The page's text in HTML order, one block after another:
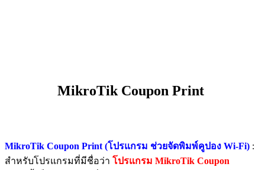
MikroTik Coupon Print
MikroTik Coupon Print (โปรแกรม ช่วยจัดพิมพ์คูปอง Wi-Fi) :
สำหรับโปรแกรมที่มีชื่อว่า โปรแกรม MikroTik Coupon